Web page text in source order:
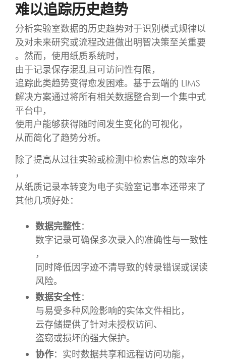
难以追踪历史趋势
分析实验室数据的历史趋势对于识别模式规律以
及对未来研究或流程改进做出明智决策至关重要
。然而，使用纸质系统时，
由于记录保存混乱且可访问性有限，
追踪此类趋势变得愈发困难。基于云端的 LIMS
解决方案通过将所有相关数据整合到一个集中式
平台中，
使用户能够获得随时间发生变化的可视化，
从而简化了趋势分析。
除了提高从过往实验或检测中检索信息的效率外
，
从纸质记录本转变为电子实验室记事本还带来了
其他几项好处：
数据完整性：
数字记录可确保多次录入的准确性与一致性
，
同时降低因字迹不清导致的转录错误或误读
风险。
数据安全性：
与易受多种风险影响的实体文件相比，
云存储提供了针对未授权访问、
盗窃或损坏的强大保护。
协作：实时数据共享和远程访问功能，